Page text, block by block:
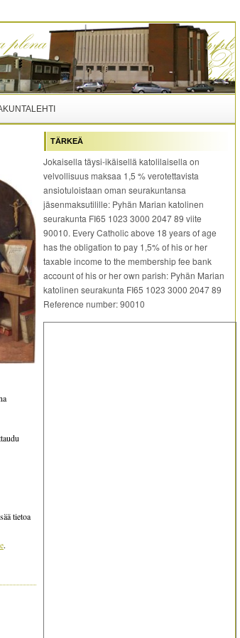
tietoa
.
TÄRKEÄ
Jokaisella täysi-ikäisellä katolilaisella on
velvollisuus maksaa 1,5 % verotettavista
ansiotuloistaan oman seurakuntansa
jäsenmaksutilille: Pyhän Marian katolinen
seurakunta FI65 1023 3000 2047 89 viite
90010. Every Catholic above 18 years of age
has the obligation to pay 1,5% of his or her
taxable income to the membership fee bank
account of his or her own parish: Pyhän Marian
katolinen seurakunta FI65 1023 3000 2047 89
Reference number: 90010